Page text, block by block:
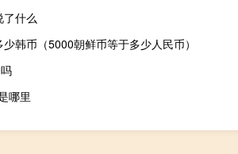
什么
韩币（5000朝鲜币等于多少人民币）
哪里